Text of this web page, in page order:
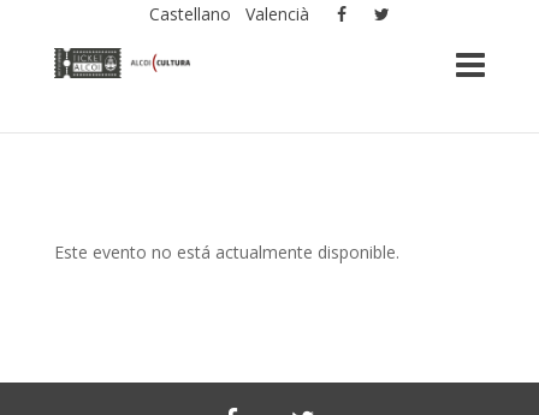
Castellano Valencià
Este evento no está actualmente disponible.